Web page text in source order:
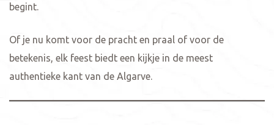
begint.
Of je nu komt voor de pracht en praal of voor de
betekenis, elk feest biedt een kijkje in de meest
authentieke kant van de Algarve.